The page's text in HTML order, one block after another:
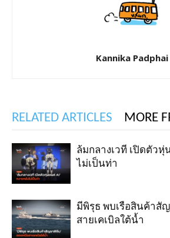
Kannika Padphai
RELATED ARTICLES MORE
ล้มกลางเวที เปิดตัวหุ่
ไม่เป็นท่า
มีพิรุธ พบเรือสินค้าสั
สายเคเบิลใต้น้ำ